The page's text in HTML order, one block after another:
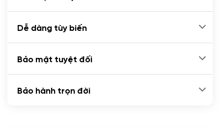
Dễ dàng tùy biến
Bảo mật tuyệt đối
Bảo hành trọn đời